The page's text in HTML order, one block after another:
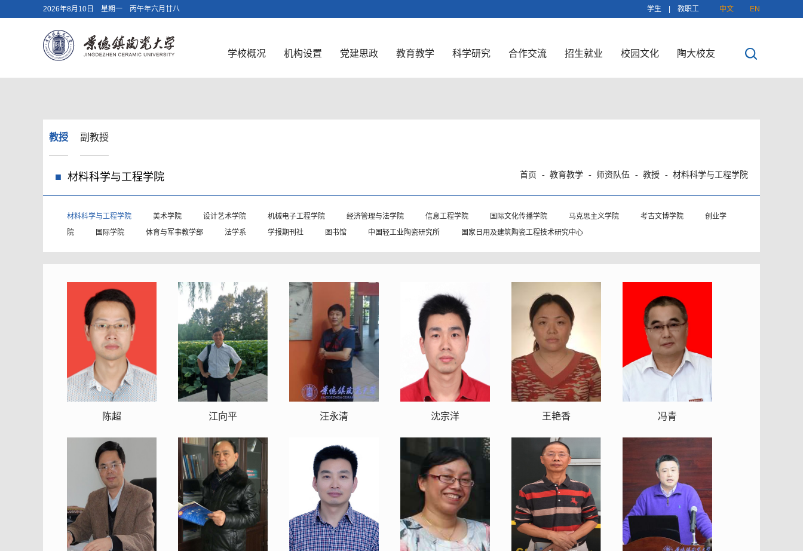
2026年8月10日 星期一 丙午年六月廿八 学生 教职工 中文 EN
学校概况 机构设置 党建思政 教育教学 科学研究 合作交流 招生就业 校园文化 陶大校友
教授 副教授
材料科学与工程学院 首页 教育教学 师资队伍 教授 材料科学与工程学院
材料科学与工程学院 美术学院 设计艺术学院 机械电子工程学院 经济管理与法学院 信息工程学院 国际文化传播学院 马克思主义学院 考古文博学院
创业学
院
国际学院 体育与军事教学部 法学系 学报期刊社 图书馆 中国轻工业陶瓷研究所 国家日用及建筑陶瓷工程技术研究中心
陈超 江向平 汪永清 沈宗洋 王艳香 冯青